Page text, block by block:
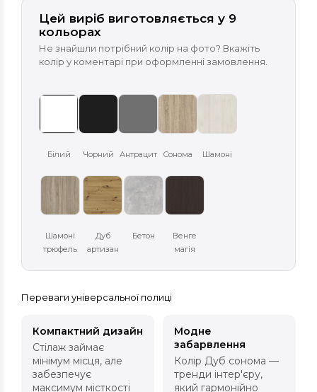
Цей виріб виготовляється у 9
кольорах
Не знайшли потрібний колір на фото? Вкажіть
колір у коментарі при оформленні замовлення.
Білий Чорний Антрацит Сонома Шамоні
Шамоні
трюфель
Дуб
артизан
Бетон
Венге
магія
Переваги універсальної полиці
Компактний дизайн
Стілаж займає
мінімум місця, але
забезпечує
максимум місткості
Модне
забарвлення
Колір Дуб сонома —
тренди інтер'єру,
який гармонійно